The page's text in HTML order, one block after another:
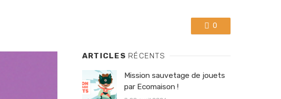
0
ARTICLES RÉCENTS
Mission sauvetage de jouets
par Ecomaison !